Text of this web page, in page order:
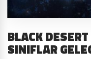
BLACK
SINIFLAR